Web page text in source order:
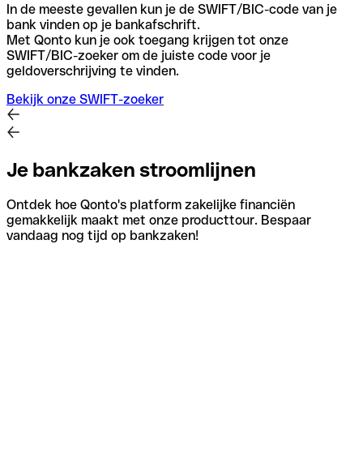
In de meeste gevallen kun je de SWIFT/BIC-code van je
bank vinden op je bankafschrift.
Met Qonto kun je ook toegang krijgen tot onze
SWIFT/BIC-zoeker om de juiste code voor je
geldoverschrijving te vinden.
Bekijk onze SWIFT-zoeker
Je bankzaken stroomlijnen
Ontdek hoe Qonto's platform zakelijke financiën
gemakkelijk maakt met onze producttour. Bespaar
vandaag nog tijd op bankzaken!